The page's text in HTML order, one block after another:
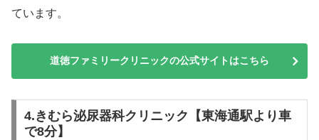
ています。
道徳ファミリークリニックの公式サイトはこちら
4.きむら泌尿器科クリニック【東海通駅より車
で8分】